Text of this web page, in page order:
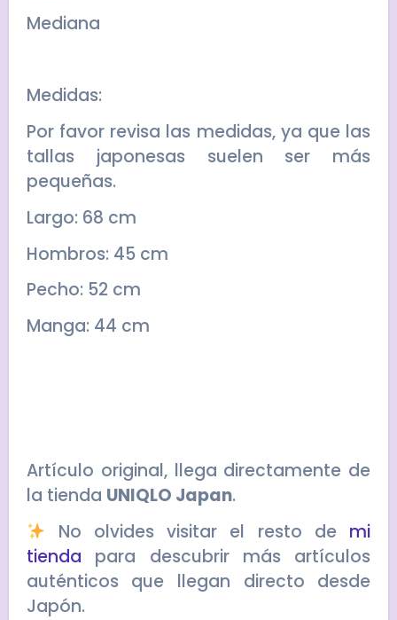
Mediana
Medidas:
Por favor revisa las medidas, ya que las
tallas japonesas suelen ser más
pequeñas.
Largo: 68 cm
Hombros: 45 cm
Pecho: 52 cm
Manga: 44 cm
Artículo original, llega directamente de
la tienda UNIQLO Japan.
No olvides visitar el resto de mi
tienda para descubrir más artículos
auténticos que llegan directo desde
Japón.